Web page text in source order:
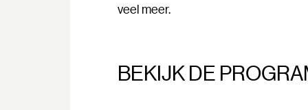
veel meer.
BEKIJK DE